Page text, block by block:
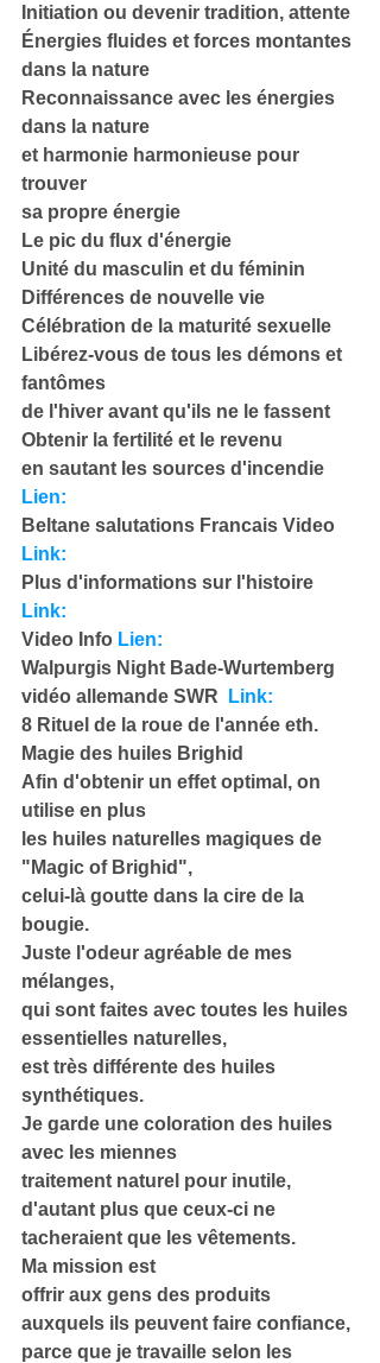
Initiation ou devenir tradition, attente
Énergies fluides et forces montantes
dans la nature
Reconnaissance avec les énergies
dans la nature
et harmonie harmonieuse pour
trouver
sa propre énergie
Le pic du flux d'énergie
Unité du masculin et du féminin
Différences de nouvelle vie
Célébration de la maturité sexuelle
Libérez-vous de tous les démons et
fantômes
de l'hiver avant qu'ils ne le fassent
Obtenir la fertilité et le revenu
en sautant les sources d'incendie
Lien:
Beltane salutations Francais Video
Link:
Plus d'informations sur l'histoire
Link:
Video Info Lien:
Walpurgis Night Bade-Wurtemberg
vidéo allemande SWR
Link:
8 Rituel de la roue de l'année eth.
Magie des huiles Brighid
Afin d'obtenir un effet optimal, on
utilise en plus
les huiles naturelles magiques de
"Magic of Brighid",
celui-là goutte dans la cire de la
bougie.
Juste l'odeur agréable de mes
mélanges,
qui sont faites avec toutes les huiles
essentielles naturelles,
est très différente des huiles
synthétiques.
Je garde une coloration des huiles
avec les miennes
traitement naturel pour inutile,
d'autant plus que ceux-ci ne
tacheraient que les vêtements.
Ma mission est
offrir aux gens des produits
auxquels ils peuvent faire confiance,
parce que je travaille selon les